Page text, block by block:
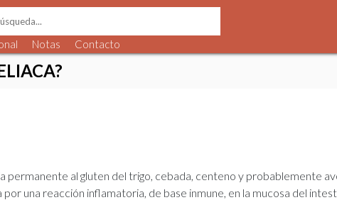
Notas Contacto
permanente al gluten del trigo, cebada, centeno y probablemente
una reacción inflamatoria, de base inmune, en la mucosa del